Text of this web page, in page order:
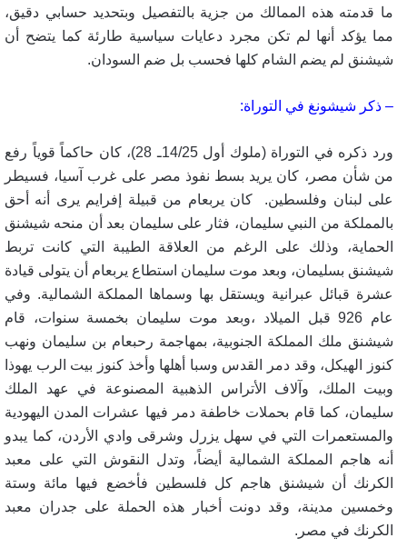
ما قدمته هذه الممالك من جزية بالتفصيل وبتحديد حسابي دقيق،
مما يؤكد أنها لم تكن مجرد دعايات سياسية طارئة كما يتضح أن
شيشنق لم يضم الشام كلها فحسب بل ضم السودان.
– ذكر شيشونغ في التوراة:
ورد ذكره في التوراة (ملوك أول 14/25ـ 28)، كان حاكماً قوياً رفع
من شأن مصر، كان يريد بسط نفوذ مصر على غرب آسيا، فسيطر
على لبنان وفلسطين. كان يربعام من قبيلة إفرايم يرى أنه أحق
بالمملكة من النبي سليمان، فثار على سليمان بعد أن منحه شيشنق
الحماية، وذلك على الرغم من العلاقة الطيبة التي كانت تربط
شيشنق بسليمان، وبعد موت سليمان استطاع يربعام أن يتولى قيادة
عشرة قبائل عبرانية ويستقل بها وسماها المملكة الشمالية. وفي
عام 926 قبل الميلاد ،وبعد موت سليمان بخمسة سنوات، قام
شيشنق ملك المملكة الجنوبية، بمهاجمة رحبعام بن سليمان ونهب
كنوز الهيكل، وقد دمر القدس وسبا أهلها وأخذ كنوز بيت الرب يهوذا
وبيت الملك، وآلاف الأتراس الذهبية المصنوعة في عهد الملك
سليمان، كما قام بحملات خاطفة دمر فيها عشرات المدن اليهودية
والمستعمرات التي في سهل يزرل وشرقى وادي الأردن، كما يبدو
أنه هاجم المملكة الشمالية أيضاً، وتدل النقوش التي على معبد
الكرنك أن شيشنق هاجم كل فلسطين فأخضع فيها مائة وستة
وخمسين مدينة، وقد دونت أخبار هذه الحملة على جدران معبد
الكرنك في مصر .